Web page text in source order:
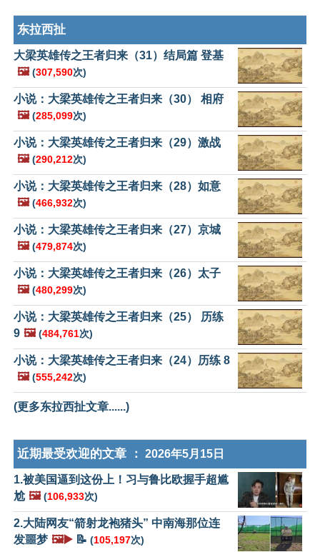
东拉西扯
大梁英雄传之王者归来（31）结局篇 登基
🖼️ (307,590次)
小说：大梁英雄传之王者归来（30） 相府
🖼️ (285,099次)
小说：大梁英雄传之王者归来（29）激战
🖼️ (290,212次)
小说：大梁英雄传之王者归来（28）如意
🖼️ (466,932次)
小说：大梁英雄传之王者归来（27）京城
🖼️ (479,874次)
小说：大梁英雄传之王者归来（26）太子
🖼️ (480,299次)
小说：大梁英雄传之王者归来（25） 历练
9 🖼️ (484,761次)
小说：大梁英雄传之王者归来（24）历练 8
🖼️ (555,242次)
(更多东拉西扯文章......)
近期最受欢迎的文章 ： 2026年5月15日
1.被美国逼到这份上！习与鲁比欧握手超尴
尬 🖼️ (106,933次)
2.大陆网友“箭射龙袍猪头” 中南海那位连
发噩梦 🖼️▶️ 📝 (105,197次)